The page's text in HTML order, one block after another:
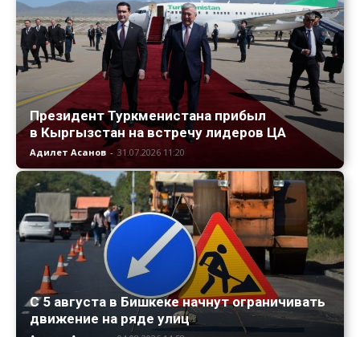
Президент Туркменистана прибыл
в Кыргызстан на встречу лидеров ЦА
Адилет Асанов - 31.07.2026 11:20
С 5 августа в Бишкеке начнут ограничивать
движение на ряде улиц